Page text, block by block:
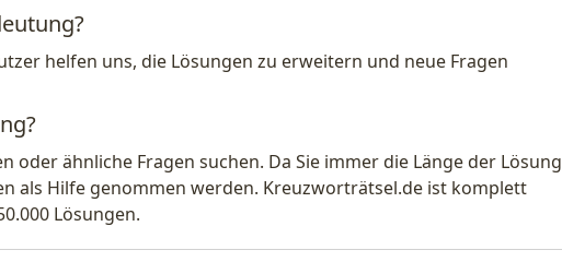
helfen uns, die Lösungen zu erweitern und neue Fragen
oder ähnliche Fragen suchen. Da Sie immer die Länge der Lösung
als Hilfe genommen werden. Kreuzworträtsel.de ist komplett
Lösungen.